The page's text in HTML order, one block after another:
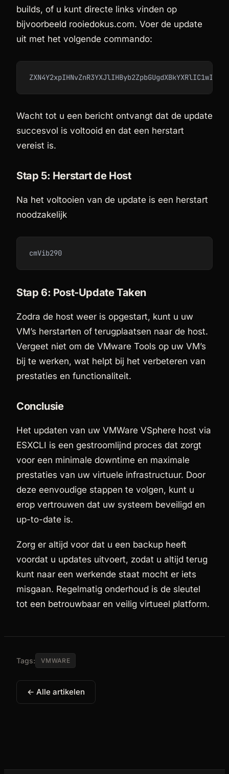
builds, of u kunt directe links vinden op
bijvoorbeeld rooiedokus.com. Voer de update
uit met het volgende commando:
Wacht tot u een bericht ontvangt dat de update
succesvol is voltooid en dat een herstart
vereist is.
Stap 5: Herstart de Host
Na het voltooien van de update is een herstart
noodzakelijk
cmVib290
Stap 6: Post-Update Taken
Zodra de host weer is opgestart, kunt u uw
VM’s herstarten of terugplaatsen naar de host.
Vergeet niet om de VMware Tools op uw VM’s
bij te werken, wat helpt bij het verbeteren van
prestaties en functionaliteit.
Conclusie
Het updaten van uw VMWare VSphere host via
ESXCLI is een gestroomlijnd proces dat zorgt
voor een minimale downtime en maximale
prestaties van uw virtuele infrastructuur. Door
deze eenvoudige stappen te volgen, kunt u
erop vertrouwen dat uw systeem beveiligd en
up-to-date is.
Zorg er altijd voor dat u een backup heeft
voordat u updates uitvoert, zodat u altijd terug
kunt naar een werkende staat mocht er iets
misgaan. Regelmatig onderhoud is de sleutel
tot een betrouwbaar en veilig virtueel platform.
Tags: VMWARE
← Alle artikelen